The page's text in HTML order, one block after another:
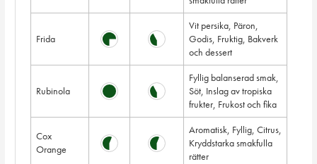
Frida
Vit persika, Päron,
Godis, Fruktig, Bakverk
och dessert
Rubinola
Fyllig balanserad smak,
Söt, Inslag av tropiska
frukter, Frukost och fika
Cox
Orange
Aromatisk, Fyllig, Citrus,
Kryddstarka smakfulla
rätter